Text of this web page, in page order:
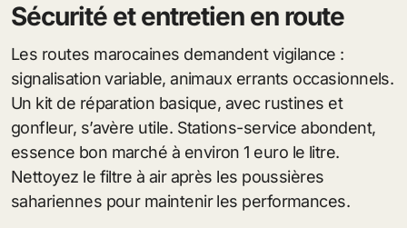
Sécurité et entretien en route
Les routes marocaines demandent vigilance :
signalisation variable, animaux errants occasionnels.
Un kit de réparation basique, avec rustines et
gonfleur, s’avère utile. Stations-service abondent,
essence bon marché à environ 1 euro le litre.
Nettoyez le filtre à air après les poussières
sahariennes pour maintenir les performances.